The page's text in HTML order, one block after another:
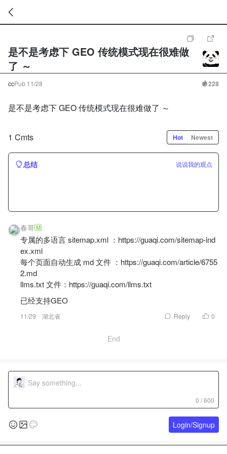
是不是考虑下 GEO 传统模式现在很难做
了 ～
ccPub 11/28 228
是不是考虑下 GEO 传统模式现在很难做了 ～
1 Cmts Hot Newest
总结 说说我的观点
春哥M
专属的多语言 sitemap.xml ：https://guaqi.com/sitemap-ind
ex.xml
每个页面自动生成 md 文件 ：https://guaqi.com/article/6755
2.md
llms.txt 文件：https://guaqi.com/llms.txt
已经支持GEO
11/29 湖北省 Reply 0
End
0 / 600
Login/Signup